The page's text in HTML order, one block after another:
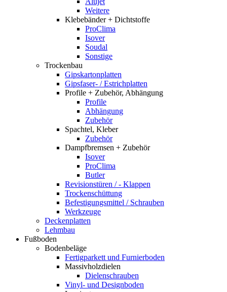
Weitere
Klebebänder + Dichtstoffe
ProClima
Isover
Soudal
Sonstige
Trockenbau
Gipskartonplatten
Gipsfaser- / Estrichplatten
Profile + Zubehör, Abhängung
Profile
Abhängung
Zubehör
Spachtel, Kleber
Zubehör
Dampfbremsen + Zubehör
Isover
ProClima
Butler
Revisionstüren / - Klappen
Trockenschüttung
Befestigungsmittel / Schrauben
Werkzeuge
Deckenplatten
Lehmbau
Fußboden
Bodenbeläge
Fertigparkett und Furnierboden
Massivholzdielen
Dielenschrauben
Vinyl- und Designboden